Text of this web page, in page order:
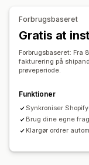
Forbrugsbaseret
Gratis at
Forbrugsbaseret: Fra
fakturering på
prøveperiode.
Funktioner
Synkroniser
Brug dine egne
Klargør ordrer